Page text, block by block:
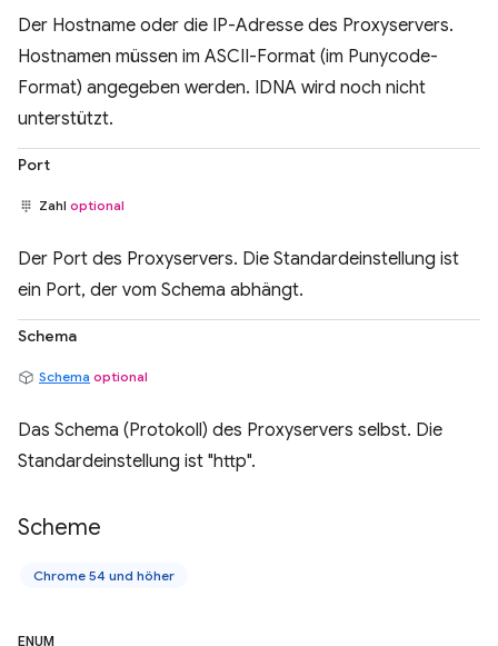
Der Hostname oder die IP-Adresse des Proxyservers.
Hostnamen müssen im ASCII-Format (im Punycode-
Format) angegeben werden. IDNA wird noch nicht
unterstützt.
Port
Zahl optional
Der Port des Proxyservers. Die Standardeinstellung ist
ein Port, der vom Schema abhängt.
Schema
Schema optional
Das Schema (Protokoll) des Proxyservers selbst. Die
Standardeinstellung ist "http".
Scheme
Chrome 54 und höher
ENUM